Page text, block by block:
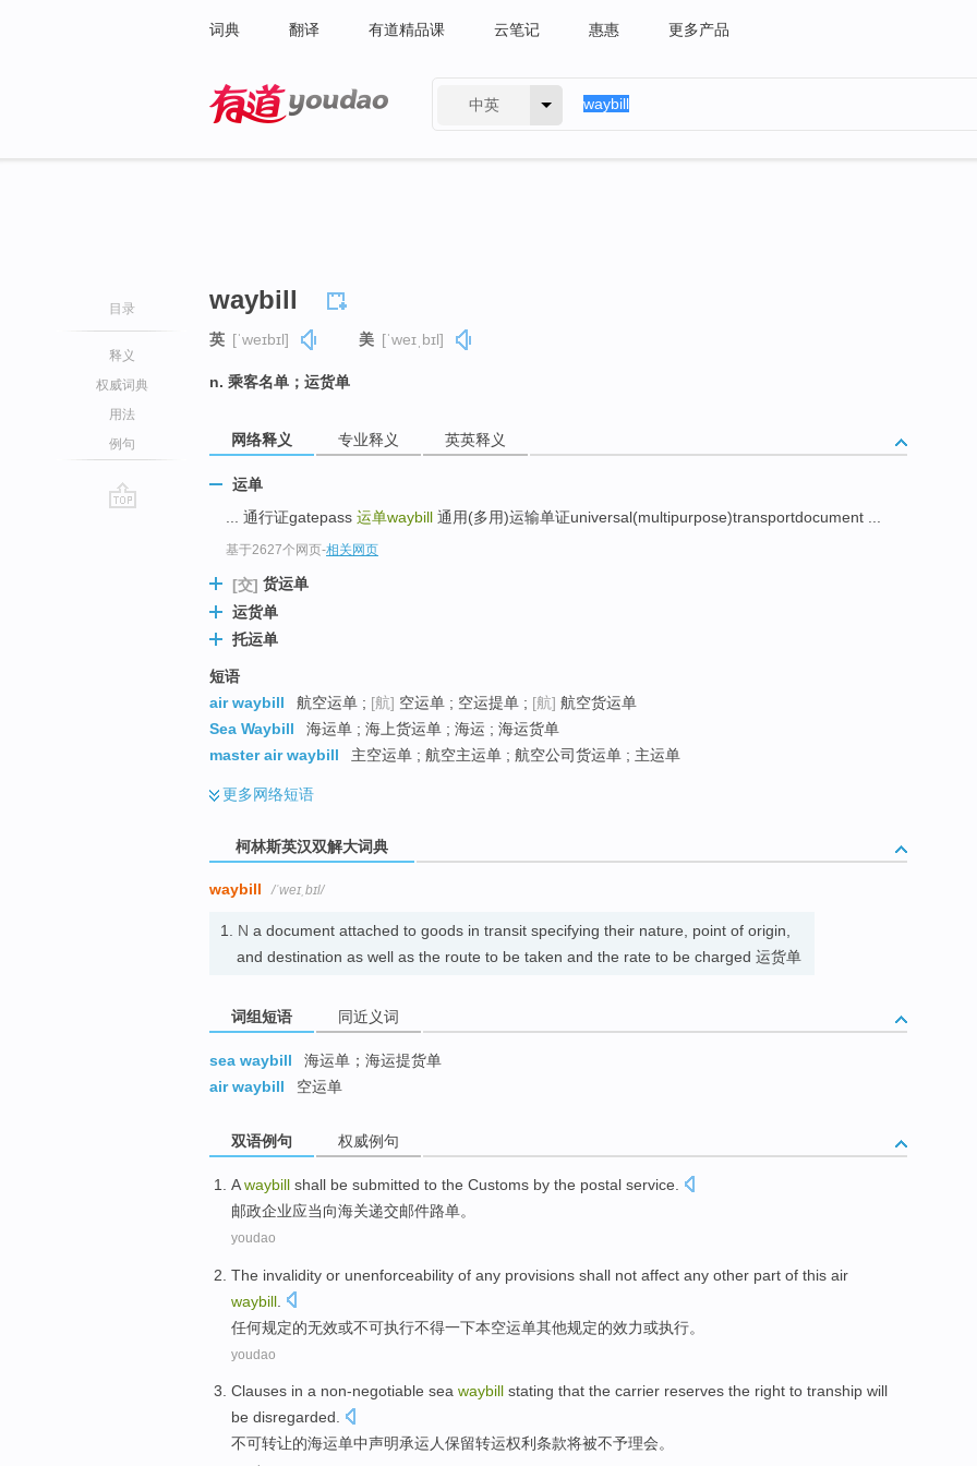
词典 翻译 有道精品课 云笔记 惠惠 更多产品
中英
目录
释义
权威词典
用法
例句
waybill
英 [ˈweɪbɪl] 美 [ˈweɪˌbɪl]
n. 乘客名单；运货单
网络释义 专业释义 英英释义
运单
... 通行证gatepass 运单waybill 通用(多用)运输单证universal(multipurpose)transportdocument ...
基于2627个网页-相关网页
[交] 货运单
运货单
托运单
短语
air waybill
航空运单 ; [航] 空运单 ; 空运提单 ; [航] 航空货运单
Sea Waybill
海运单 ; 海上货运单 ; 海运 ; 海运货单
master air waybill
主空运单 ; 航空主运单 ; 航空公司货运单 ; 主运单
更多网络短语
柯林斯英汉双解大词典
waybill /ˈweɪˌbɪl/
1. N a document attached to goods in transit specifying their nature, point of origin,
and destination as well as the route to be taken and the rate to be charged 运货单
词组短语 同近义词
sea waybill
海运单；海运提货单
air waybill
空运单
双语例句 权威例句
Awaybill shall be submitted to the Customs by the postal service.
邮政企业应当向海关递交邮件路单。
youdao
The invalidity or unenforceability of any provisions shall not affect any other part of this air
waybill
任何规定的无效或不可执行不得一下本空运单其他规定的效力或执行。
youdao
Clauses in a non-negotiable sea waybill stating that the carrier reserves the right to tranship will
be disregarded.
不可转让的海运单中声明承运人保留转运权利条款将被不予理会。